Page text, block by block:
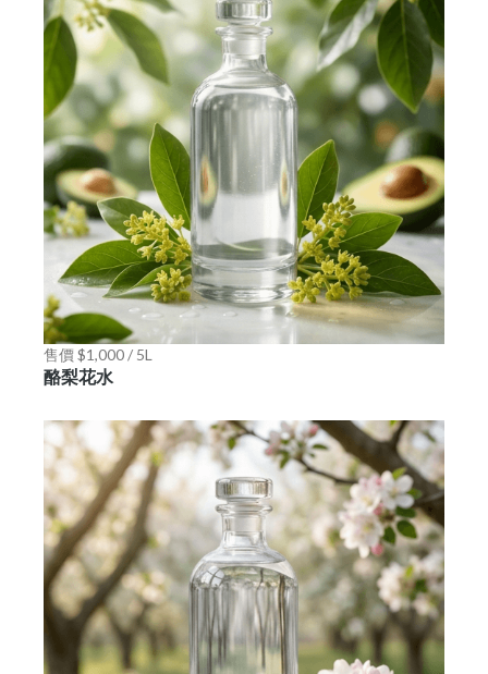
售價 $1,000 / 5L
酪梨花水